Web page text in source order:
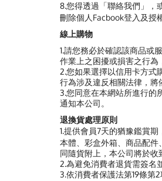
8.您得透過「聯絡我們」，
刪除個人Facbook登入及授
線上購物
1.請您務必於確認該商品或
作業上之困擾或損害之行為
2.您如果選擇以信用卡方式
行為涉及違反相關法律，將
3.您同意在本網站所進行的
通知本公司。
退換貨處理原則
1.提供會員7天的猶豫鑑賞
本體、彩盒外箱、商品配
同隨貨附上，本公司將於收
2.為避免消費者退貨需簽名
3.依消費者保護法第19條第